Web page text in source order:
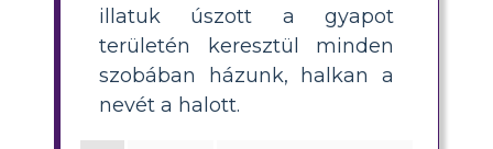
illatuk úszott a gyapot
területén keresztül minden
szobában házunk, halkan a
nevét a halott.